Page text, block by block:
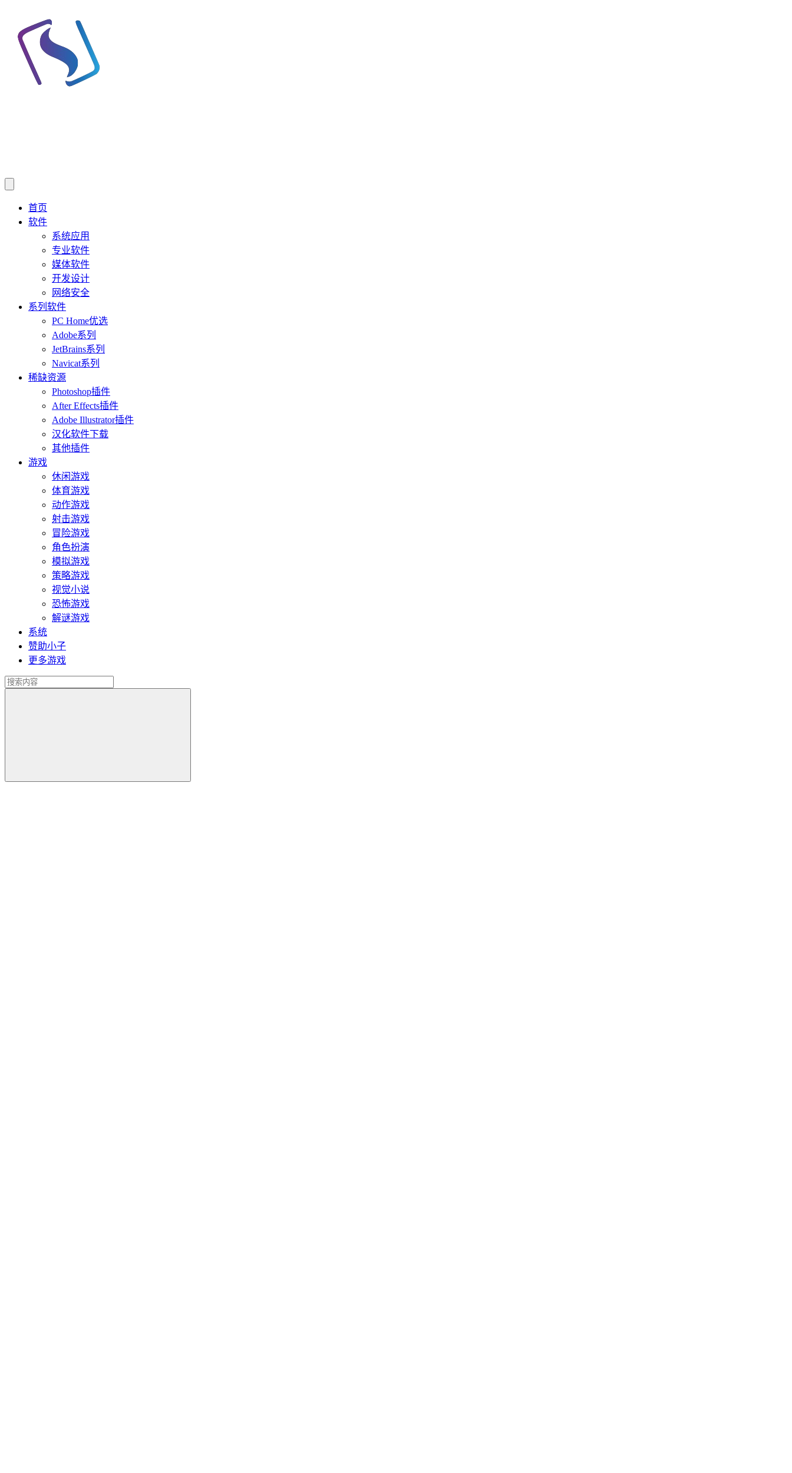
首页
软件
系统应用
专业软件
媒体软件
开发设计
网络安全
系列软件
PC Home优选
Adobe系列
JetBrains系列
Navicat系列
稀缺资源
Photoshop插件
After Effects插件
Adobe Illustrator插件
汉化软件下载
其他插件
游戏
休闲游戏
体育游戏
动作游戏
射击游戏
冒险游戏
角色扮演
模拟游戏
策略游戏
视觉小说
恐怖游戏
解谜游戏
系统
赞助小子
更多游戏